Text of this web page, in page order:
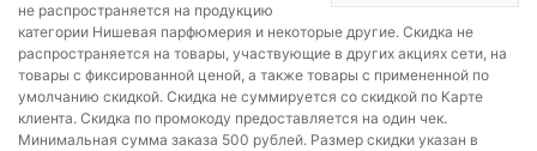
не распространяется на продукцию
категории Нишевая парфюмерия и некоторые другие. Скидка не
распространяется на товары, участвующие в других акциях сети, на
товары с фиксированной ценой, а также товары с примененной по
умолчанию скидкой. Скидка не суммируется со скидкой по Карте
клиента. Скидка по промокоду предоставляется на один чек.
Минимальная сумма заказа 500 рублей. Размер скидки указан в